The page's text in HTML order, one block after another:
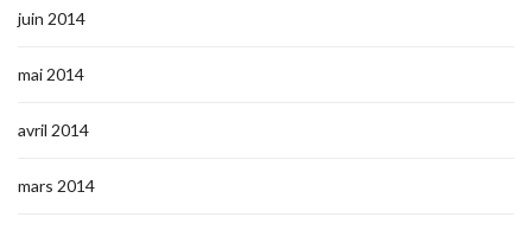
juin 2014
mai 2014
avril 2014
mars 2014